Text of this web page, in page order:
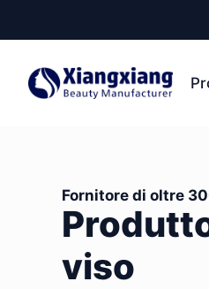
Fornitore di oltre
viso